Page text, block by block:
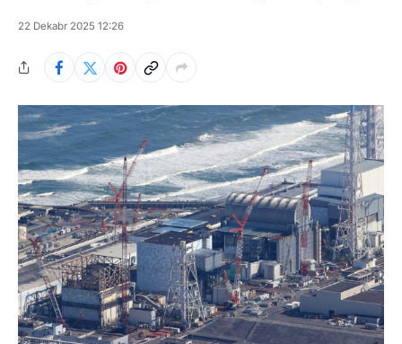
22 Dekabr 2025 12:26